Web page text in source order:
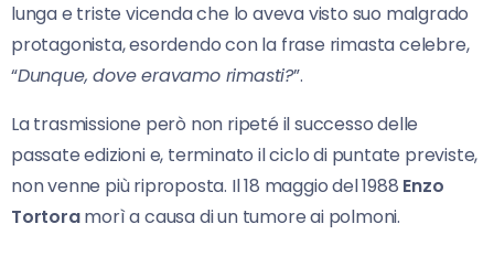
lunga e triste vicenda che lo aveva visto suo malgrado
protagonista, esordendo con la frase rimasta celebre,
“Dunque, dove eravamo rimasti?”.
La trasmissione però non ripeté il successo delle
passate edizioni e, terminato il ciclo di puntate previste,
non venne più riproposta. Il 18 maggio del 1988 Enzo
Tortoramorì a causa di un tumore ai polmoni.